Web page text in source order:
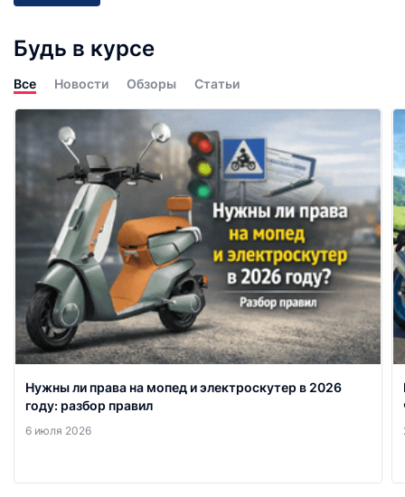
Будь в курсе
Все Новости Обзоры Статьи
Нужны ли права на мопед и электроскутер в 2026
году: разбор правил
6 июля 2026